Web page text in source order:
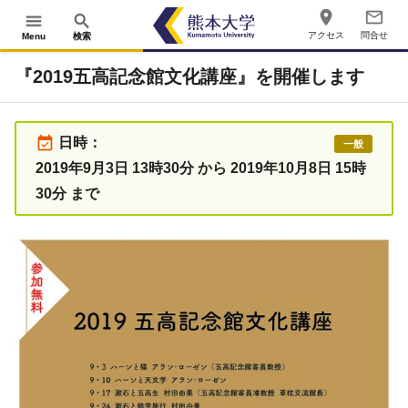
menu
Menu
search
検索
place
アクセス
mail_outline
問合せ
『2019五高記念館文化講座』を開催します
event_available 日時：
2019年9月3日 13時30分 から 2019年10月8日 15時
30分 まで
一般